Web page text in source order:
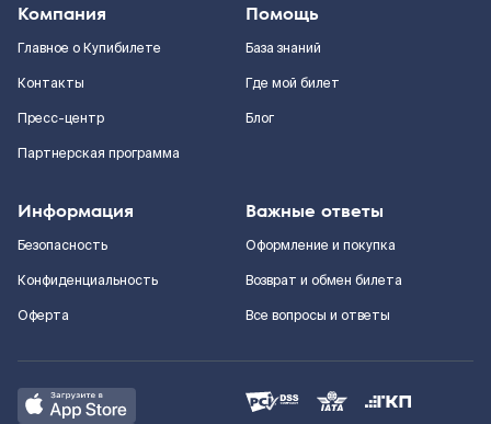
Компания
Главное о Купибилете
Контакты
Пресс-центр
Партнерская программа
Помощь
База знаний
Где мой билет
Блог
Информация
Безопасность
Конфиденциальность
Оферта
Важные ответы
Оформление и покупка
Возврат и обмен билета
Все вопросы и ответы